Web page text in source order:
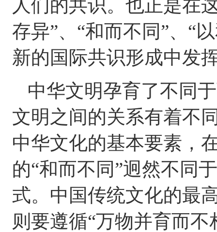
人们的共识。也正是在
存异”、“和而不同”、“
新的国际共识形成中发
中华文明孕育了不同
文明之间的关系有着不
中华文化的基本要素，
的“和而不同”迥然不同
式。中国传统文化的最
则要遵循“万物并育而